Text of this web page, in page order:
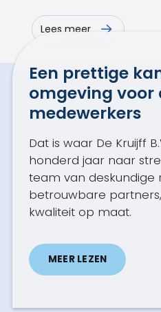
Lees meer
Een prettige
omgeving voor
medewerkers
Dat is waar De Kruijff
honderd jaar naar
team van deskundige
betrouwbare
kwaliteit op maat.
MEER LEZEN